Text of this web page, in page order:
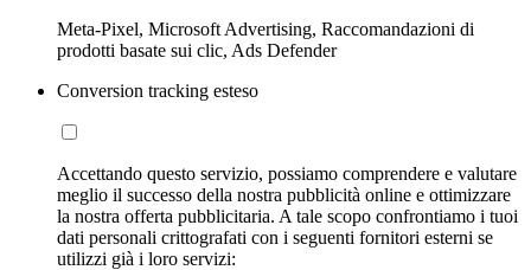
Meta-Pixel, Microsoft Advertising, Raccomandazioni di
prodotti basate sui clic, Ads Defender
Conversion tracking esteso
Accettando questo servizio, possiamo comprendere e valutare
meglio il successo della nostra pubblicità online e ottimizzare
la nostra offerta pubblicitaria. A tale scopo confrontiamo i tuoi
dati personali crittografati con i seguenti fornitori esterni se
utilizzi già i loro servizi: